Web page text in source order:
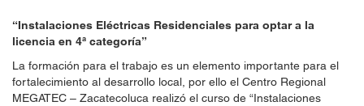
“Instalaciones Eléctricas Residenciales para optar a la
licencia en 4ª categoría”
La formación para el trabajo es un elemento importante para el
fortalecimiento al desarrollo local, por ello el Centro Regional
MEGATEC – Zacatecoluca realizó el curso de “Instalaciones